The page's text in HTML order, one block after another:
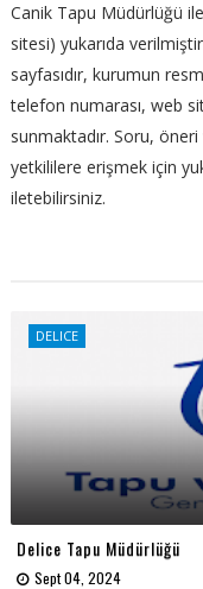
Canik Tapu Müdürlüğü
sitesi) yukarıda
sayfasıdır, kurumun
telefon numarası, web
sunmaktadır. Soru,
yetkililere erişmek için
iletebilirsiniz.
DELICE
Delice Tapu Müdürlüğü
Sept 04, 2024